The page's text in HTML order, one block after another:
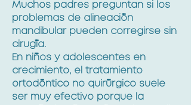
Muchos padres preguntan si los
problemas de alineación
mandibular pueden corregirse sin
cirugía.
En niños y adolescentes en
crecimiento, el tratamiento
ortodóntico no quirúrgico suele
ser muy efectivo porque la